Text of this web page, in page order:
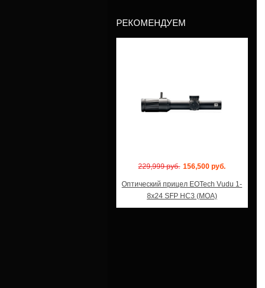
РЕКОМЕНДУЕМ
229,999 руб. 156,500 руб.
Оптический прицел EOTech Vudu 1-
8x24 SFP HC3 (MOA)